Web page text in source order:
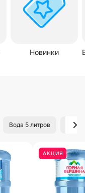
Новинки
Вода 5 литров
АКЦИЯ